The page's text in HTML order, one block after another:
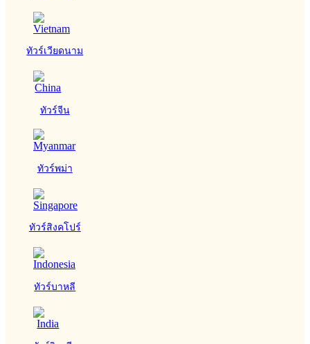
ทัวร์เวียดนาม
ทัวร์จีน
ทัวร์พม่า
ทัวร์สิงคโปร์
ทัวร์บาหลี